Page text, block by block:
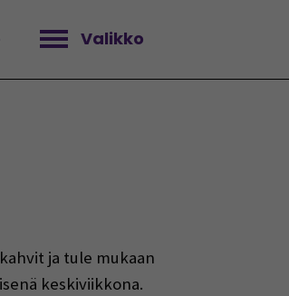
Valikko
Avaa valikko
ja tule mukaan
keskiviikkona.